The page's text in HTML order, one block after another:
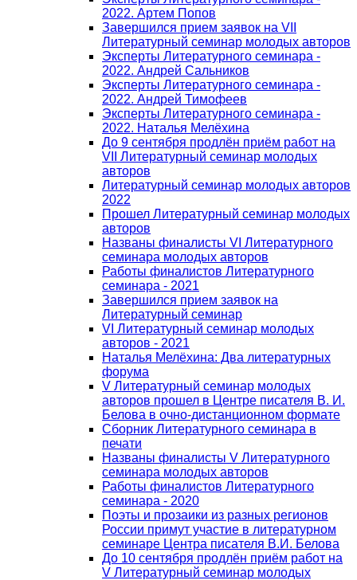
2022. Артем Попов
Завершился прием заявок на VII
Литературный семинар молодых авторов
Эксперты Литературного семинара -
2022. Андрей Сальников
Эксперты Литературного семинара -
2022. Андрей Тимофеев
Эксперты Литературного семинара -
2022. Наталья Мелёхина
До 9 сентября продлён приём работ на
VII Литературный семинар молодых
авторов
Литературный семинар молодых авторов
2022
Прошел Литературный семинар молодых
авторов
Названы финалисты VI Литературного
семинара молодых авторов
Работы финалистов Литературного
семинара - 2021
Завершился прием заявок на
Литературный семинар
VI Литературный семинар молодых
авторов - 2021
Наталья Мелёхина: Два литературных
форума
V Литературный семинар молодых
авторов прошел в Центре писателя В. И.
Белова в очно-дистанционном формате
Сборник Литературного семинара в
печати
Названы финалисты V Литературного
семинара молодых авторов
Работы финалистов Литературного
семинара - 2020
Поэты и прозаики из разных регионов
России примут участие в литературном
семинаре Центра писателя В.И. Белова
До 10 сентября продлён приём работ на
V Литературный семинар молодых